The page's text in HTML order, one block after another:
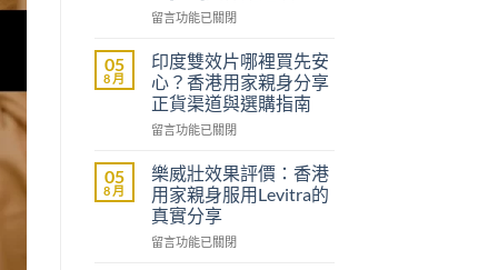
壯
價：
雙
效
助
勃
延
時
配
方，
香
在
學
名
藥
邊
隻
一
文
比
較
Sidegra、
留言功能已關閉
05
8 月
印度雙效片哪裡買先安
心？香港用家親身分享
正貨渠道與選購指南
在
度
雙
效
片
哪
留言功能已關閉
05
8 月
樂威壯效果評價：香港
用家親身服用Levitra的
真實分享
在
留言功能已關閉